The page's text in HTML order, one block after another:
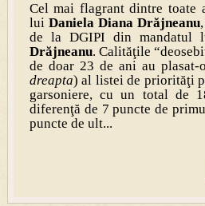
Cel mai flagrant dintre toate
lui Daniela Diana Drăjneanu
de la DGIPI din
Drăjneanu. Calităţile
de doar 23 de ani au
dreapta) al listei de priorităţi
garsoniere, cu un total de
diferenţă de 7 puncte de
puncte de ult...